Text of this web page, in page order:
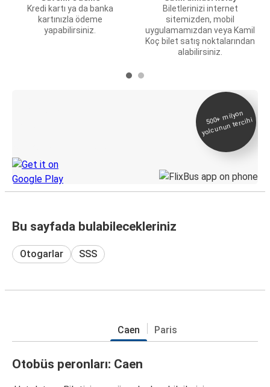
Kredi kartı ya da banka
kartınızla ödeme
yapabilirsiniz.
Biletlerinizi internet
sitemizden, mobil
uygulamamızdan veya Kamil
Koç bilet satış noktalarından
alabilirsiniz.
500+
milyon
yolcunun tercihi
Bu sayfada bulabilecekleriniz
Otogarlar SSS
Caen Paris
Otobüs peronları: Caen